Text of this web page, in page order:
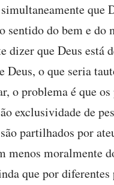
que
sentido do bem e do
dizer que Deus está
Deus, o que seria
o problema é que
exclusividade de
partilhados por
menos moralmente
que por